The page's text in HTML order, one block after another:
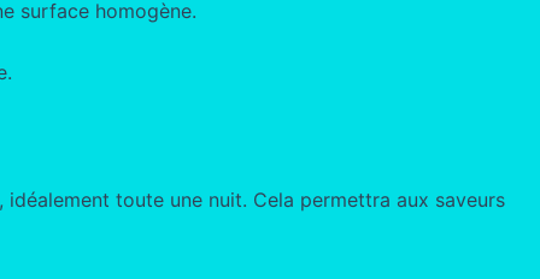
surface homogène.
toute une nuit. Cela permettra aux saveurs